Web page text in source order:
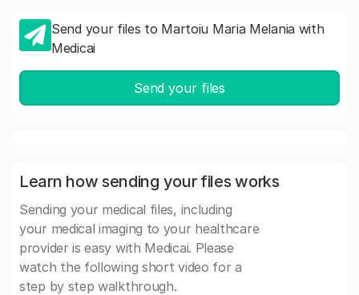
Send your files to Martoiu Maria Melania with
Medicai
Send your files
Learn how sending your files works
Sending your medical files, including
your medical imaging to your healthcare
provider is easy with Medicai. Please
watch the following short video for a
step by step walkthrough.